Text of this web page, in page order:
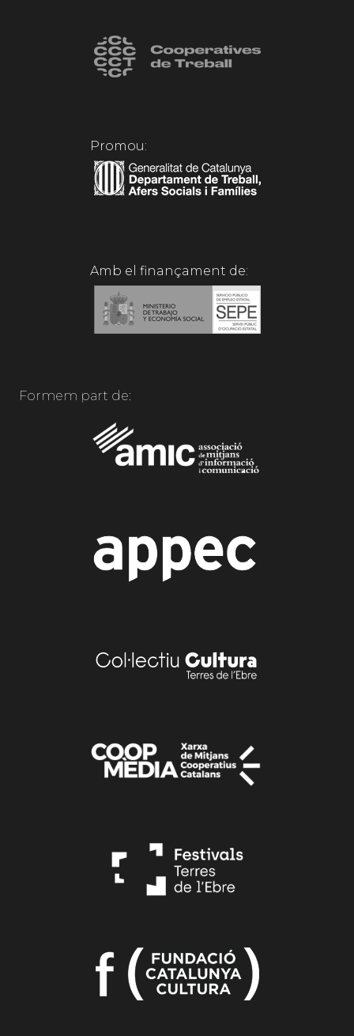
Promou:
Amb el finançament de:
Formem part de: